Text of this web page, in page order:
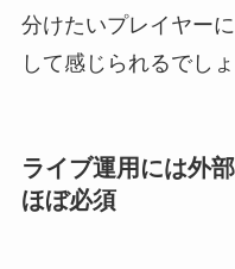
分けたいプレイヤー
して感じられるでしょ
ライブ運用には外
ほぼ必須